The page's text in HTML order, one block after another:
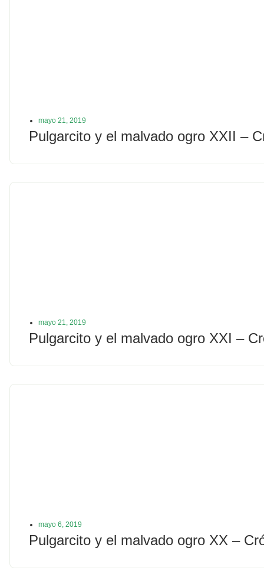
mayo 21, 2019
Pulgarcito y el malvado ogro XXII –
mayo 21, 2019
Pulgarcito y el malvado ogro XXI –
mayo 6, 2019
Pulgarcito y el malvado ogro XX –